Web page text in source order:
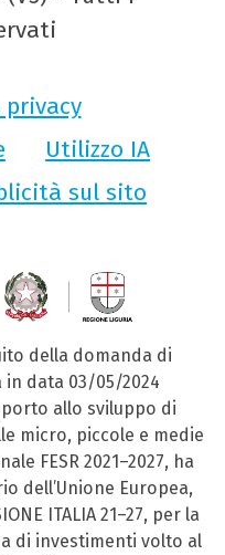
Utilizzo IA
sul sito
della domanda di
data 03/05/2024
allo sviluppo di
micro, piccole e medie
FESR 2021–2027, ha
dell’Unione Europea,
ITALIA 21–27, per la
di investimenti volto al